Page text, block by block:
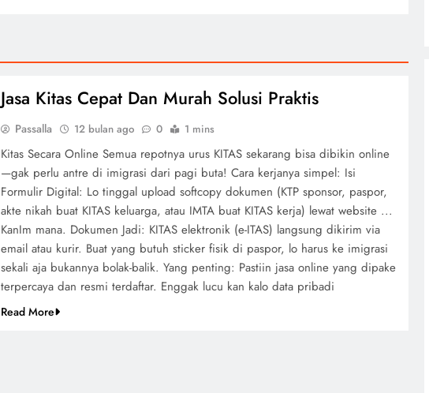
Jasa Kitas Cepat Dan Murah Solusi Praktis
Passalla 12 bulan ago 0 1 mins
Kitas Secara Online Semua repotnya urus KITAS sekarang bisa dibikin online
—gak perlu antre di imigrasi dari pagi buta! Cara kerjanya simpel: Isi
Formulir Digital: Lo tinggal upload softcopy dokumen (KTP sponsor, paspor,
akte nikah buat KITAS keluarga, atau IMTA buat KITAS kerja) lewat website ...
KanIm mana. Dokumen Jadi: KITAS elektronik (e-ITAS) langsung dikirim via
email atau kurir. Buat yang butuh sticker fisik di paspor, lo harus ke imigrasi
sekali aja bukannya bolak-balik. Yang penting: Pastiin jasa online yang dipake
terpercaya dan resmi terdaftar. Enggak lucu kan kalo data pribadi
Read More